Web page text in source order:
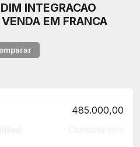
INTEGRACAO
EM FRANCA
485.000,00